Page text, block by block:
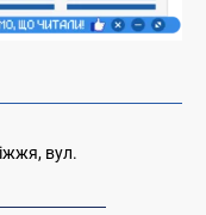
вул.